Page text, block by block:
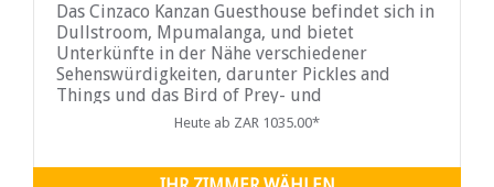
Das Cinzaco Kanzan Guesthouse befindet sich in
Dullstroom, Mpumalanga, und bietet
Unterkünfte in der Nähe verschiedener
Sehenswürdigkeiten, darunter Pickles and
Things und das Bird of Prey- und
Rehabilitationszentrum Dullstroom...
Heute ab ZAR 1035.00*